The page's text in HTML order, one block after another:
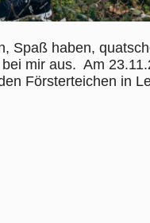
Spaß haben,
mir aus. Am
Försterteichen in